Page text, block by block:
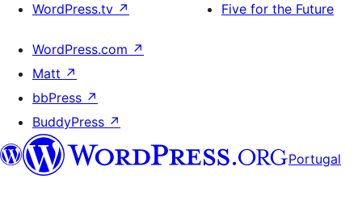
WordPress.tv ↗
Five for the Future
WordPress.com ↗
Matt ↗
bbPress ↗
BuddyPress ↗
Portugal